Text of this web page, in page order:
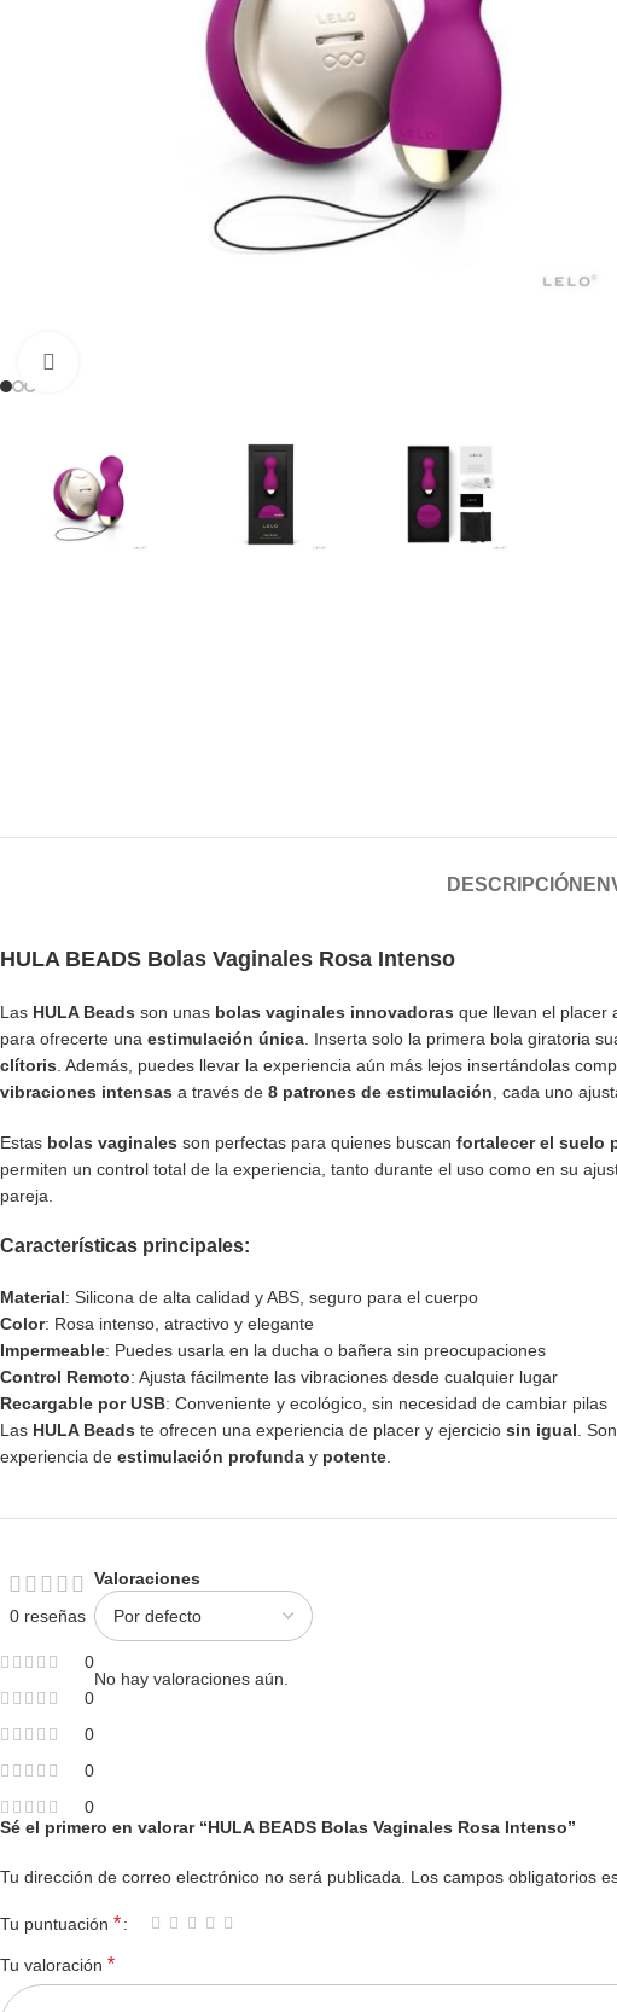
DESCRIPCIÓN
HULA BEADS Bolas Vaginales Rosa Intenso
Las HULA Beads son unas bolas vaginales innovadoras que llevan el placer
para ofrecerte una estimulación única. Inserta solo la primera bola giratoria
clítoris. Además, puedes llevar la experiencia aún más lejos insertándolas
vibraciones intensas a través de 8 patrones de estimulación, cada uno
Estas bolas vaginales son perfectas para quienes buscan fortalecer el suelo
permiten un control total de la experiencia, tanto durante el uso como en su
pareja.
Características principales:
Material: Silicona de alta calidad y ABS, seguro para el cuerpo
Color: Rosa intenso, atractivo y elegante
Impermeable: Puedes usarla en la ducha o bañera sin preocupaciones
Control Remoto: Ajusta fácilmente las vibraciones desde cualquier lugar
Recargable por USB: Conveniente y ecológico, sin necesidad de cambiar pilas
Las HULA Beads te ofrecen una experiencia de placer y ejercicio sin igual.
experiencia de estimulación profunda y potente.
0 reseñas
0
0
0
0
0
Valoraciones
No hay valoraciones aún.
Sé el primero en valorar “HULA BEADS Bolas Vaginales Rosa Intenso”
Tu dirección de correo electrónico no será publicada. Los campos obligatorios
Tu puntuación *
Tu valoración *